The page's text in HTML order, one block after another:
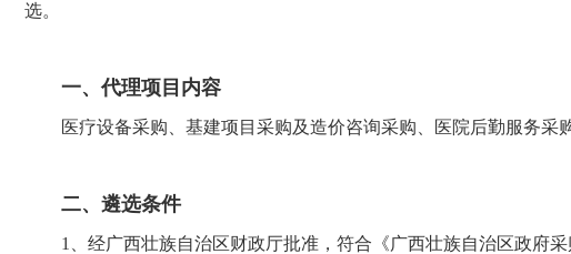
选。
一、代理项目内容
医疗设备采购、基建项目采购及造价咨询采购、医院后勤服务采
二、遴选条件
1、经广西壮族自治区财政厅批准，符合《广西壮族自治区政府